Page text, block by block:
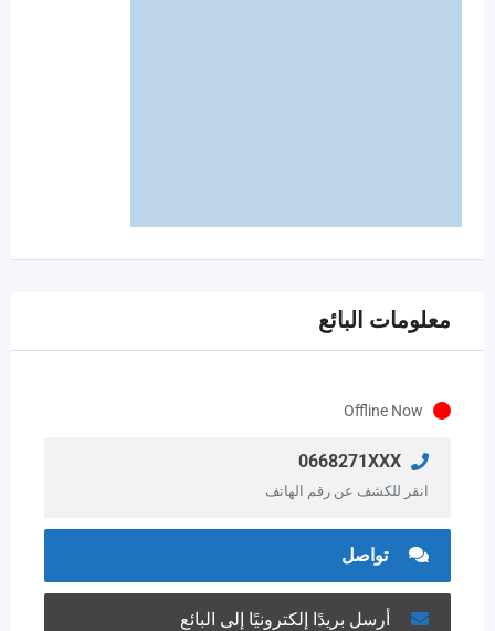
معلومات البائع
Offline Now
0668271XXX
انقر للكشف عن رقم الهاتف
تواصل
أرسل بريدًا إلكترونيًا إلى البائع